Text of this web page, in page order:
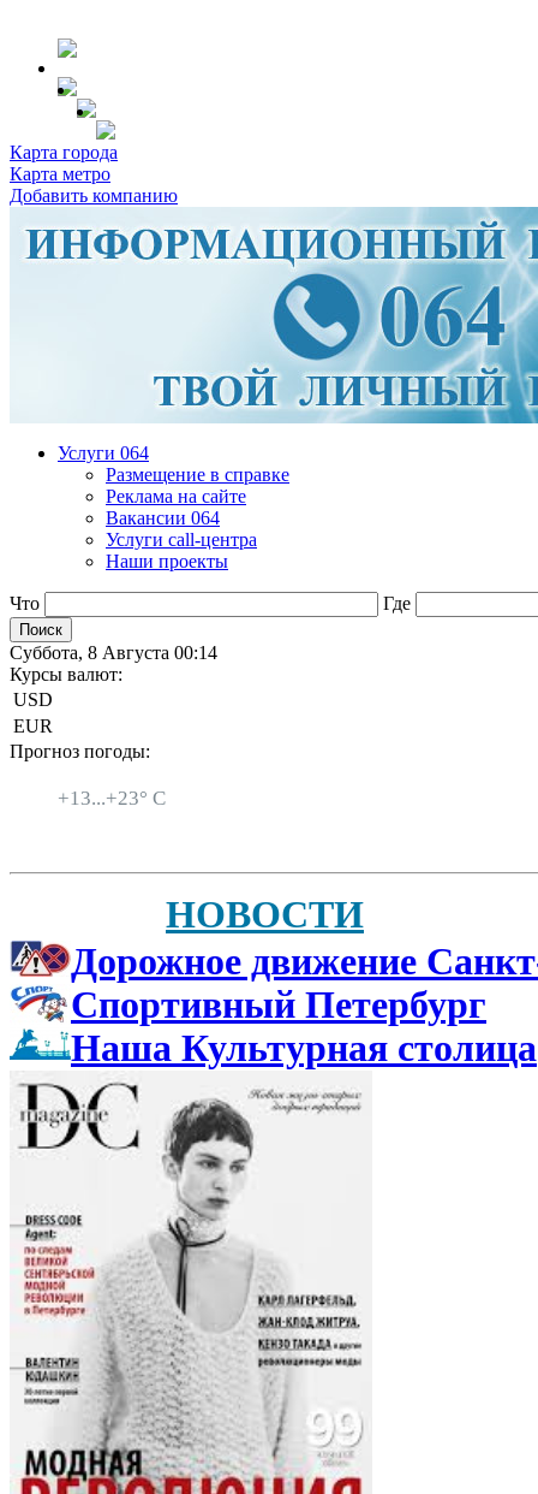
Карта города
Карта метро
Добавить компанию
Услуги 064
Размещение в справке
Реклама на сайте
Вакансии 064
Услуги call-центра
Наши проекты
Что Где
Суббота, 8 Августа 00:14
Курсы валют:
USD
EUR
Прогноз погоды:
+13...+23° C
НОВОСТИ
Дорожное движение
Спортивный Петербург
Наша Культурная столица